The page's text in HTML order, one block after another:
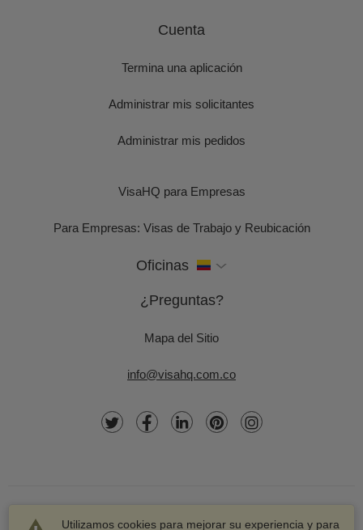
Utilizamos cookies para mejorar su experiencia y para
Cuenta
Termina una aplicación
Administrar mis solicitantes
Administrar mis pedidos
VisaHQ para Empresas
Para Empresas: Visas de Trabajo y Reubicación
Oficinas
¿Preguntas?
Mapa del Sitio
info@visahq.com.co